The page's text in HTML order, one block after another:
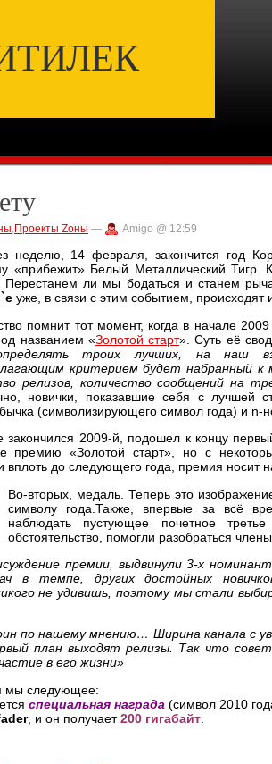
,Проекты Zоны — Amigo @ 12:59
неделю, 14 февраля, закончится год
«прибежит» Белый Металлический Тигр.
Перестанем ли мы бодаться и станем
уже, в связи с этим событием, происходят
помнит тот момент, когда в начале
названием «Золотой старт». Суть её
троих лучших, на наш
критерием будет набранный
релизов, количество сообщений на
новички, показавшие себя с лучшей
(символизирующего символ года) и n-
закончился 2009-й, подошел к концу
премию «Золотой старт», но с
вплоть до следующего года, премия носит
Во-вторых, медаль. Теперь это
символу года.Также, впервые за всё
наблюдать пустующее почетное
обстоятельство, помогли разобраться
премии, выдвинули 3-х
в темпе, других достойных
не удивишь, поэтому мы стали
по нашему мнению… Ширина канала с
план выходят релизы. Так что
в его жизни»
мы следующее:
специальная награда (символ 2010
, и он получает200 гигабайт